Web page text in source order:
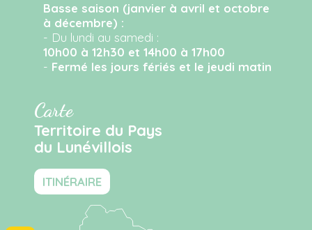
Basse saison (janvier à avril et octobre
à décembre) :
- Du lundi au samedi :
10h00 à 12h30 et 14h00 à 17h00
- Fermé les jours fériés et le jeudi matin
Carte
Territoire du Pays
du Lunévillois
ITINÉRAIRE